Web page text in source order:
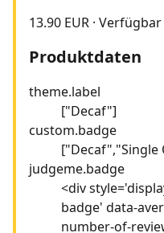
13.90 EUR · Verfügbar
Produktdaten
theme.label
["Decaf"]
custom.badge
["Decaf","Single
judgeme.badge
<div
badge' data-
number-of-